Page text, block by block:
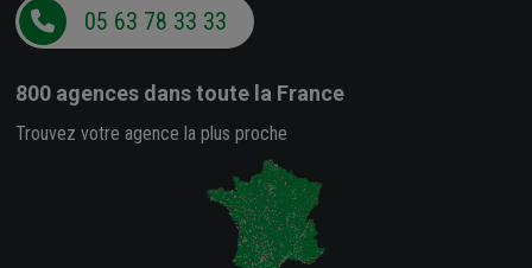
05 63 78 33 33
800 agences dans toute la France
Trouvez votre agence la plus proche